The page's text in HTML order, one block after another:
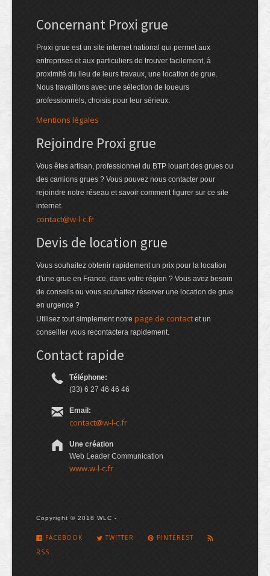
Concernant Proxi grue
Proxi grue est un site internet national qui permet aux
entreprises et aux particuliers de trouver facilement, à
proximité du lieu de leurs travaux, une location de grue.
Nous travaillons avec une sélection de loueurs
professionnels, choisis pour leur sérieux.
Mentions légales
Rejoindre Proxi grue
Vous êtes artisan, professionnel du BTP louant des grues ou
des camions grues ? Vous pouvez nous contacter pour
rejoindre notre réseau et savoir comment figurer sur ce site
internet.
contact@w-l-c.fr
Devis de location grue
Vous souhaitez obtenir rapidement un prix pour la location
d'une grue en France, dans votre région ? Vous avez besoin
de conseils ou vous souhaitez réserver une location de grue
en urgence ?
Utilisez tout simplement notre page de contact et un
conseiller vous recontactera rapidement.
Contact rapide
Téléphone:
(33) 6 27 46 46 46
Email:
contact@w-l-c.fr
Une création
Web Leader Communication
www.w-l-c.fr
Copyright © 2018 WLC -
FACEBOOK TWITTER
PINTEREST
RSS